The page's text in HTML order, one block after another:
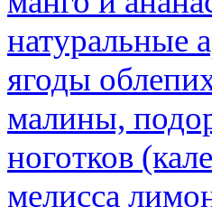
натуральные
ягоды
малины,
ноготков
мелисса